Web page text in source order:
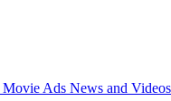
Ads News and